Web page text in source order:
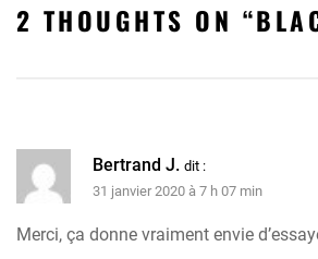
2 THOUGHTS ON “
Bertrand J. dit :
31 janvier 2020 à 7 h 07 min
Merci, ça donne vraiment envie